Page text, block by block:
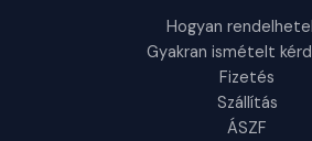
Hogyan
Gyakran ismételt
Fizetés
Szállítás
ÁSZF